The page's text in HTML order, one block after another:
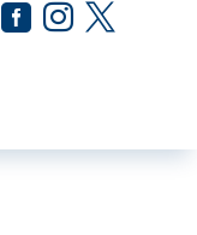
  